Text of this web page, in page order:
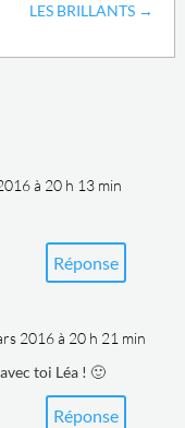
LES BRILLANTS →
à 20 h 13 min
Réponse
2016 à 20 h 21 min
toi Léa ! 🙂
Réponse